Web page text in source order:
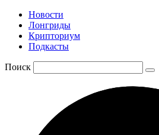
Новости
Лонгриды
Крипториум
Подкасты
Поиск